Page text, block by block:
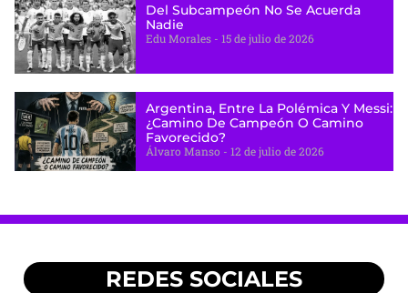
Del Subcampeón No Se Acuerda
Nadie
Edu Morales 15 de julio de 2026
Argentina, Entre La Polémica Y Messi:
¿camino De Campeón O Camino
Favorecido?
Álvaro Manso 12 de julio de 2026
REDES SOCIALES